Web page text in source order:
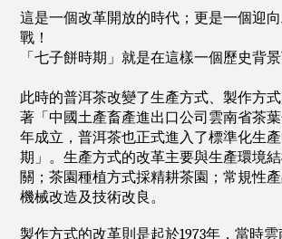
這是一個改革開放的時代；更是一個迎
戰！
「七子餅時期」就是在這樣一個歷史背景
此時的普洱茶改變了生產方式、製作方
著「中國土產畜產進出口公司雲南省茶葉
年成立，普洱茶也正式進入了標準化生
期」。生產方式的改革主要與生產環境
關；茶園種植方式採精耕茶園；常規性
機械改造及技術改良。
製作方式的改革則是起於1973年，當時